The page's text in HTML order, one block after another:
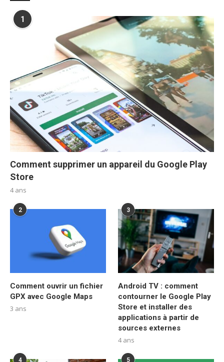
1
Comment supprimer un appareil du Google Play
Store
4 ans
2
Comment ouvrir un fichier
GPX avec Google Maps
3 ans
3
Android TV : comment
contourner le Google Play
Store et installer des
applications à partir de
sources externes
4 ans
4 5